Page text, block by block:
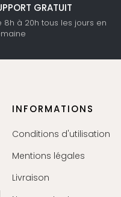
GRATUIT
8h à 20h tous les jours en
INFORMATIONS
Conditions d'utilisation
Mentions légales
Livraison